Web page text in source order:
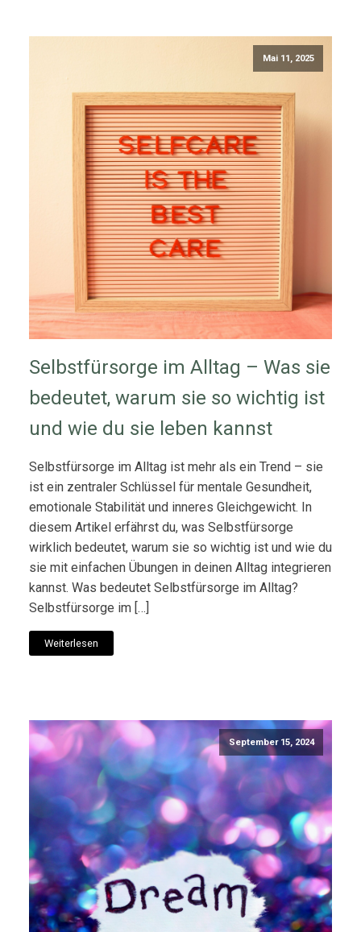
Mai 11, 2025
Selbstfürsorge im Alltag – Was sie
bedeutet, warum sie so wichtig ist
und wie du sie leben kannst
Selbstfürsorge im Alltag ist mehr als ein Trend – sie
ist ein zentraler Schlüssel für mentale Gesundheit,
emotionale Stabilität und inneres Gleichgewicht. In
diesem Artikel erfährst du, was Selbstfürsorge
wirklich bedeutet, warum sie so wichtig ist und wie du
sie mit einfachen Übungen in deinen Alltag integrieren
kannst. Was bedeutet Selbstfürsorge im Alltag?
Selbstfürsorge im […]
Weiterlesen
September 15, 2024